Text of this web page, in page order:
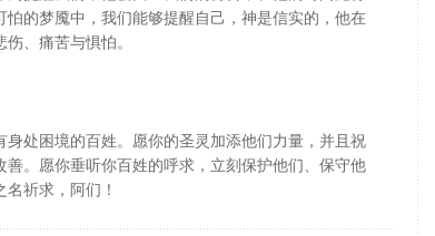
怕的梦魇中，我们能够提醒自己，神是信实的，他在
、痛苦与惧怕。
身处困境的百姓。愿你的圣灵加添他们力量，并且祝
善。愿你垂听你百姓的呼求，立刻保护他们、保守他
祈求，阿们！